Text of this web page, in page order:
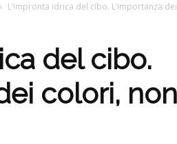
L’impronta idrica del cibo. L’importanza
del cibo.
colori,